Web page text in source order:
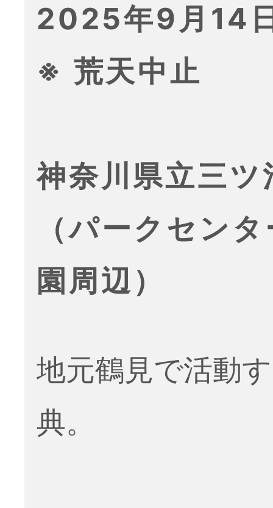
2025年9月14
※ 荒天中止
神奈川県立三ツ
（パークセン
園周辺）
地元鶴見で活動
典。